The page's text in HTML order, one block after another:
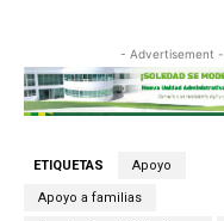
- Advertisement -
ETIQUETAS Apoyo
Apoyo a familias